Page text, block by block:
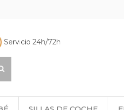
Servicio 24h/72h